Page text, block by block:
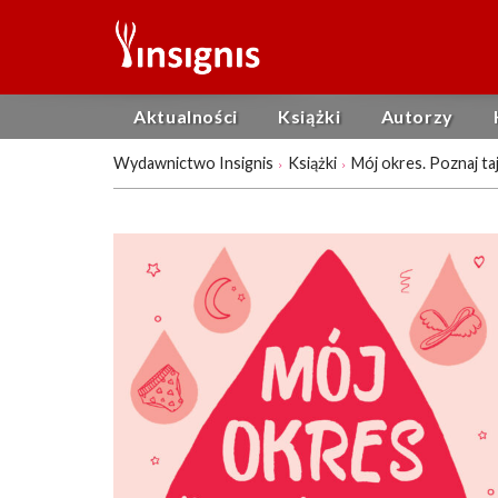
Aktualności Książki Autorzy
Wydawnictwo Insignis Książki Mój okres. Poznaj